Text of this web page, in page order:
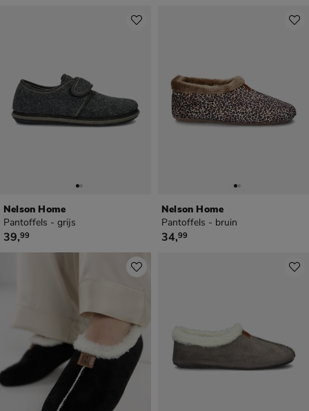
Nelson Home
Pantoffels - grijs
€ 39,99
39,99
Nelson Home
Pantoffels - bruin
€ 34,99
34,99